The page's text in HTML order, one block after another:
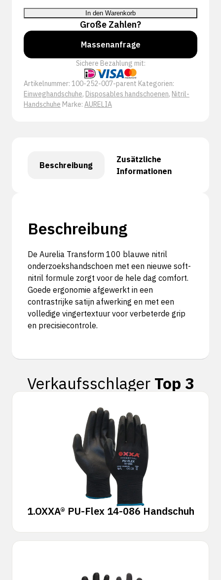
Nitril
Poedervrij
blauw
Menge
In den Warenkorb
Große Zahlen?
Massenanfrage
Sichere Bezahlung mit:
Artikelnummer: 100-252-007-parent Kategorien:
Einweghandschuhe, Disposables handschoenen, Nitril-
Handschuhe Marke: AURELIA
Beschreibung
Zusätzliche
Informationen
Beschreibung
De Aurelia Transform 100 blauwe nitril
onderzoekshandschoen met een nieuwe soft-
nitril formule zorgt voor de hele dag comfort.
Goede ergonomie afgewerkt in een
contrastrijke satijn afwerking en met een
volledige vingertextuur voor verbeterde grip
en precisiecontrole.
Verkaufsschlager Top 3
1.OXXA® PU-Flex 14-086 Handschuh